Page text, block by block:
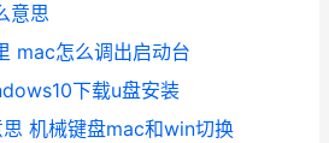
意思
mac怎么调出启动台
下载u盘安装
机械键盘mac和win切换